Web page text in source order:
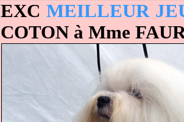
EXCMEILLEUR
COTON à Mme